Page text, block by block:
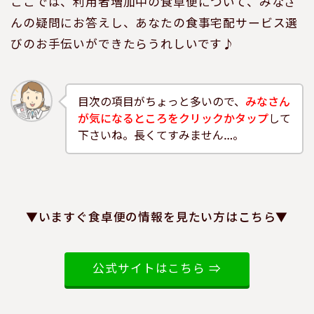
ここでは、利用者増加中の食卓便について、みなさ
んの疑問にお答えし、あなたの食事宅配サービス選
びのお手伝いができたらうれしいです♪
目次の項目がちょっと多いので、 みなさん
が気になるところをクリックかタップして
下さいね。長くてすみません…。
▼いますぐ食卓便の情報を見たい方はこちら▼
公式サイトはこちら ⇒